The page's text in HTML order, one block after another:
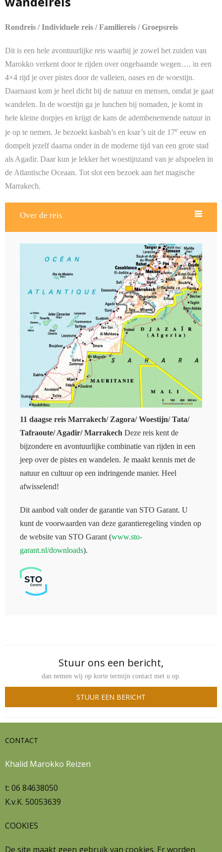
Contact
Rondreis / Individuele reis / Familiereis / Groepsreis
Dit is een hele avontuurlijke reis waarbij je zowel het zuiden van
Marokko verkent door te rijden over ongebaande wegen…. in een
4×4 rijd je over pistes door de valleien, oases en de woestijn.
Daarnaast kom je heel dicht bij de natuur en mensen, omdat je gaat
wandelen. In de woestijn ga je lunchen bij nomaden, je komt in
hele kleine dorpjes en krijgt de kans de adembenemende natuur in
je op te nemen. Je bezoekt kasbah’s en ksar’s uit de 17e eeuw en
dompelt jezelf daarna onder in de moderne tijd van een grote stad
als Agadir. Daar kun je lekker het woestijnzand van je afspoelen in
de Atlantische Oceaan. Tot slot een bezoek aan het magische
Marrakech.
Over de reis
11 daagse reis Marrakech/ Zagora/ Woestijn/ Tata/
Tafraoute/ Agadir/ Marrakech Deze reis kent de
bijzondere en avontuurlijke combinatie van rijden in een
jeep over de pistes en wandelen. Je maakt kennis met de
natuur en cultuur op een indringende manier. Heel
afwisselend!
Dit aanbod valt onder de garantie van STO Garant. U
kunt de voorwaarden van deze garantieregeling vinden op
de website van STO Garant (www.sto-
garant.nl/downloads).
Stuur ons een bericht,
dan nemen wij op korte termijn contact met u op.
STUUR EEN BERICHT
CONTACT
Khalid Marokko Reizen
t: 06 84638050
K.v.K. 50053639
COOKIES
De site maakt geen gebruik van cookies. Er worden